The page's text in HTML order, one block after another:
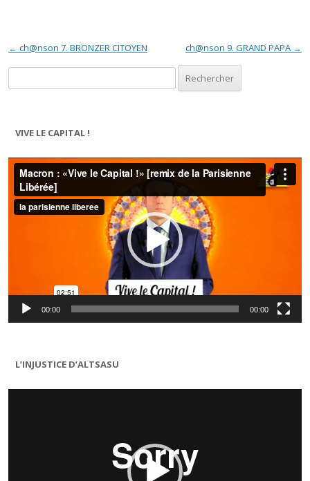
Navigation des articles
← ch@nson 7. BRONZER CITOYEN ch@nson 9. GRAND PAPA →
VIVE LE CAPITAL !
Lecteur
vidéo
00:00 00:00
L’INJUSTICE D’ALTSASU
Lecteur